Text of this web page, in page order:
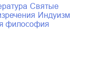
святые
индуизм
философия